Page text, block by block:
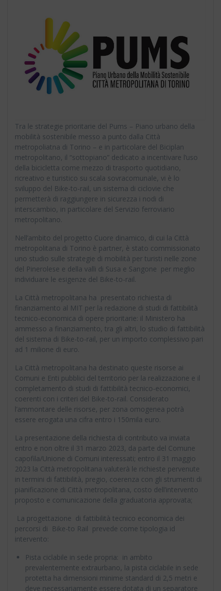
Tra le strategie prioritarie del Pums – Piano urbano della
mobilità sostenibile messo a punto dalla Città
metropoliatna di Torino – e in particolare del Biciplan
metropolitano, il “sottopiano” dedicato a incentivare l’uso
della bicicletta come mezzo di trasporto quotidiano,
ricreativo e turistico su scala sovracomunale, vi è lo
sviluppo del Bike-to-rail, un sistema di ciclovie che
permetterà di raggiungere in sicurezza i nodi di
interscambio, in particolare del Servizio ferroviario
metropolitano.
Nell’ambito del progetto Cuore dinamico, di cui la Città
metropolitana di Torino è partner, è stato commissionato
uno studio sulle strategie di mobilità per turisti nelle zone
del Pinerolese e della valli di Susa e Sangone per meglio
individuare le esigenze del Bike-to-rail.
La Città metropolitana ha presentato richiesta di
finanziamento al MIT per la redazione di studi di fattibilità
tecnico-economica di opere prioritarie: il Ministero ha
ammesso a finanziamento, tra gli altri, lo studio di fattibilità
del sistema di Bike-to-rail, per un importo complessivo pari
ad 1 milione di euro.
La Città metropolitana ha destinato queste risorse ai
Comuni e Enti pubblici del territorio per la realizzazione e il
completamento di studi di fattibilità tecnico-economici,
coerenti con i criteri del Bike-to-rail. Considerato
l’ammontare delle risorse, per zona omogenea potrà
essere erogata una cifra entro i 150mila euro.
La presentazione della richiesta di contributo va inviata
entro e non oltre il 31 marzo 2023, da parte del Comune
capofila/Unione di Comuni interessati; entro il 31 maggio
2023 la Città metropolitana valuterà le richieste pervenute
in termini di fattibilità, pregio, coerenza con gli strumenti di
pianificazione di Città metropolitana, costo dell’intervento
proposto e comunicazione della graduatoria approvata;
La progettazione di fattibilità tecnico economica dei
percorsi di Bike-to Rail prevede come tipologia id
intervento:
Pista ciclabile in sede propria: in ambito
prevalentemente extraurbano, la pista ciclabile in sede
protetta ha dimensioni minime standard di 2,5 metri e
deve necessariamente essere dotata di un separatore